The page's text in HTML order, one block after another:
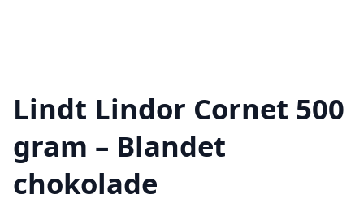
Lindt Lindor Cornet 500
gram – Blandet
chokolade